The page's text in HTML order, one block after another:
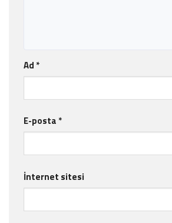
Ad *
E-posta *
İnternet sitesi